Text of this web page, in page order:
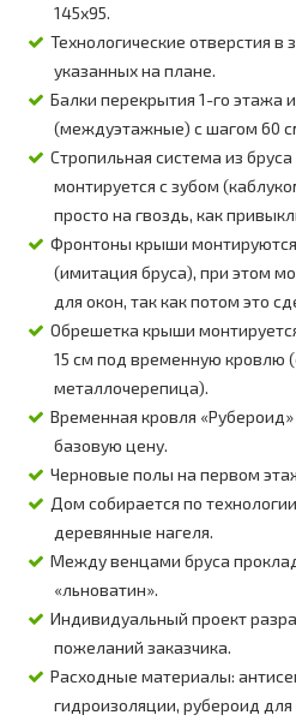
145х95.
Технологические отверстия в
указанных на плане.
Балки перекрытия 1-го этажа
(междуэтажные) с шагом 60
Стропильная система из
монтируется с зубом
просто на гвоздь, как
Фронтоны крыши монтируются
(имитация бруса), при этом
для окон, так как потом это
Обрешетка крыши
15 см под временную кровлю
металлочерепица).
Временная кровля
базовую цену.
Черновые полы на первом
Дом собирается по
деревянные нагеля.
Между венцами бруса
«льноватин».
Индивидуальный проект
пожеланий заказчика.
Расходные материалы:
гидроизоляции, рубероид